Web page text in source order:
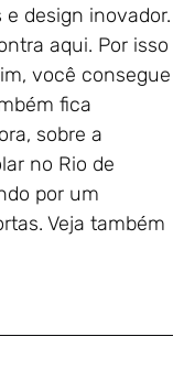
design inovador.
aqui. Por isso
você consegue
fica
sobre a
no Rio de
por um
Veja também